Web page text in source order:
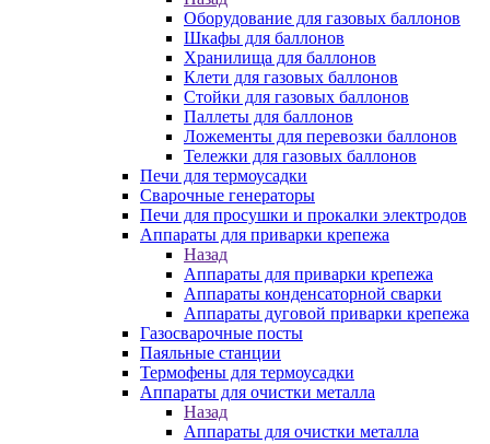
Оборудование для газовых баллонов
Шкафы для баллонов
Хранилища для баллонов
Клети для газовых баллонов
Стойки для газовых баллонов
Паллеты для баллонов
Ложементы для перевозки баллонов
Тележки для газовых баллонов
Печи для термоусадки
Сварочные генераторы
Печи для просушки и прокалки электродов
Аппараты для приварки крепежа
Назад
Аппараты для приварки крепежа
Аппараты конденсаторной сварки
Аппараты дуговой приварки крепежа
Газосварочные посты
Паяльные станции
Термофены для термоусадки
Аппараты для очистки металла
Назад
Аппараты для очистки металла